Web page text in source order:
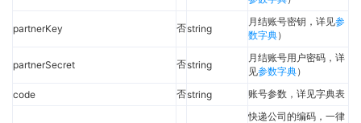
partnerKey 否string
月结账号密钥，详见参
数字典）
partnerSecret 否string
月结账号用户密码，详
见参数字典）
code
否string 账号参数，详见字典表
快递公司的编码，一律